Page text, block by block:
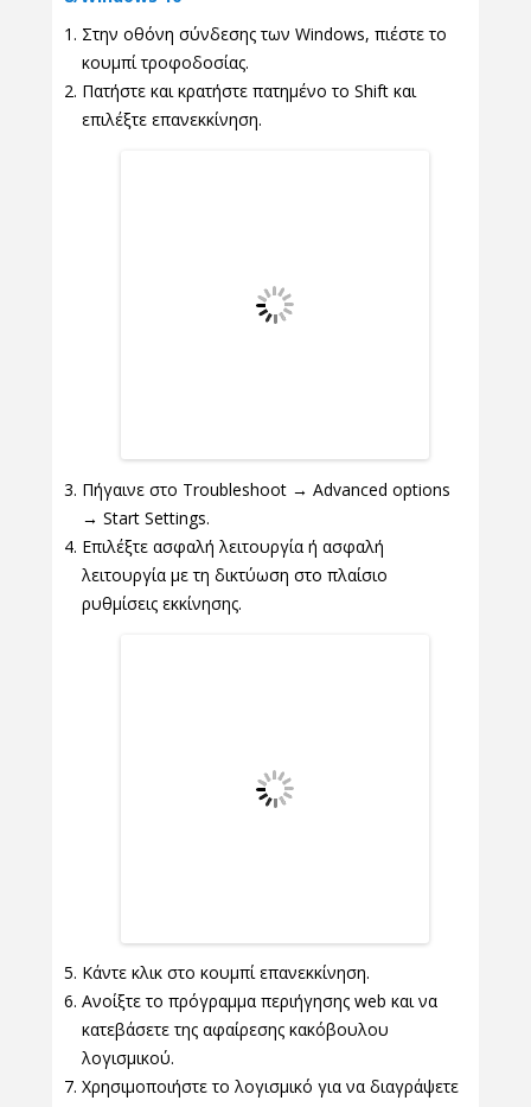
Στην οθόνη σύνδεσης των Windows, πιέστε το
κουμπί τροφοδοσίας.
Πατήστε και κρατήστε πατημένο το Shift και
επιλέξτε επανεκκίνηση.
Πήγαινε στο Troubleshoot → Advanced options
→ Start Settings.
Επιλέξτε ασφαλή λειτουργία ή ασφαλή
λειτουργία με τη δικτύωση στο πλαίσιο
ρυθμίσεις εκκίνησης.
Κάντε κλικ στο κουμπί επανεκκίνηση.
Ανοίξτε το πρόγραμμα περιήγησης web και να
κατεβάσετε της αφαίρεσης κακόβουλου
λογισμικού.
Χρησιμοποιήστε το λογισμικό για να διαγράψετε